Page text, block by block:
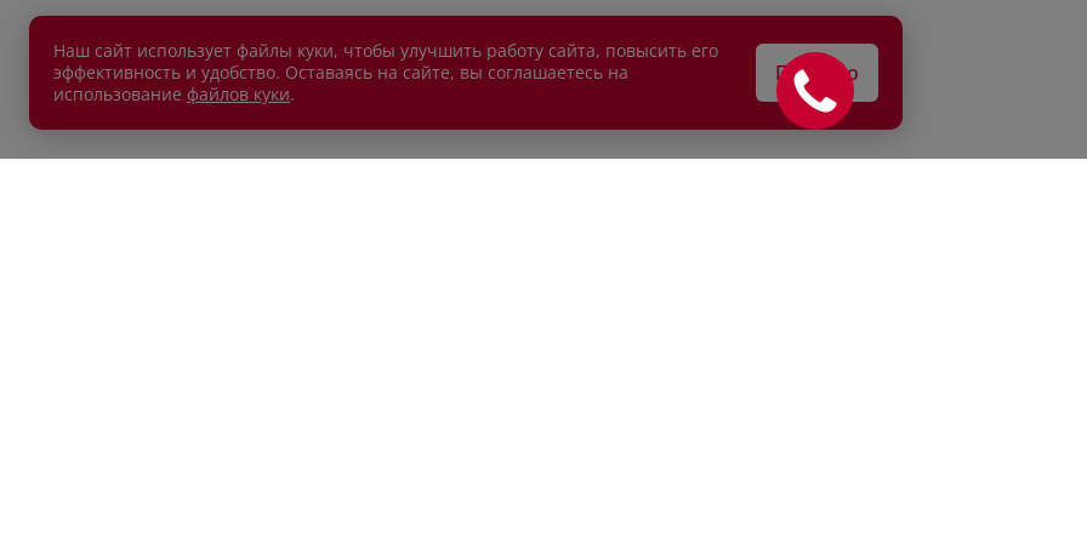
Наш сайт использует файлы куки, чтобы улучшить работу сайта, повысить его
эффективность и удобство. Оставаясь на сайте, вы соглашаетесь на
использование файлов куки.
Понятно